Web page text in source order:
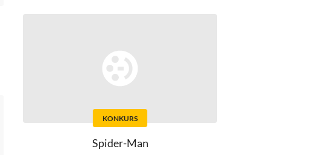
KONKURS
Spider-Man